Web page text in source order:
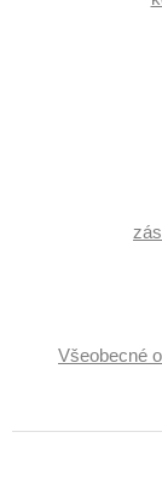
Všeobecné